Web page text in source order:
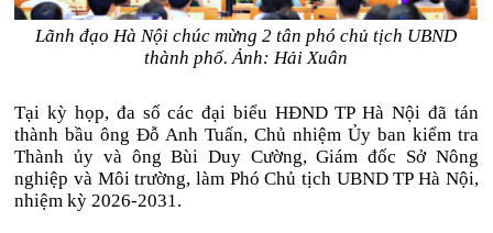
Lãnh đạo Hà Nội chúc mừng 2 tân phó chủ tịch UBND
thành phố. Ảnh: Hải Xuân
Tại kỳ họp, đa số các đại biểu HĐND TP Hà Nội đã tán
thành bầu ông Đỗ Anh Tuấn, Chủ nhiệm Ủy ban kiểm tra
Thành ủy và ông Bùi Duy Cường, Giám đốc Sở Nông
nghiệp và Môi trường, làm Phó Chủ tịch UBND TP Hà Nội,
nhiệm kỳ 2026-2031.